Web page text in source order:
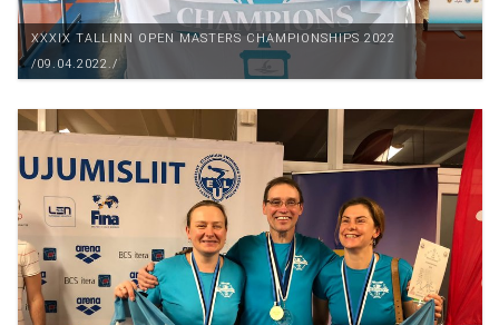
XXXIX TALLINN OPEN MASTERS CHAMPIONSHIPS 2022
/09.04.2022./